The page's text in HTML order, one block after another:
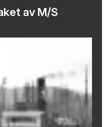
av M/S